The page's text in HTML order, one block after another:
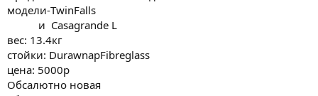
а
модели-TwinFalls
и Casagrande L
вес: 13.4кг
стойки: DurawnapFibreglass
цена: 5000р
Обсалютно новая